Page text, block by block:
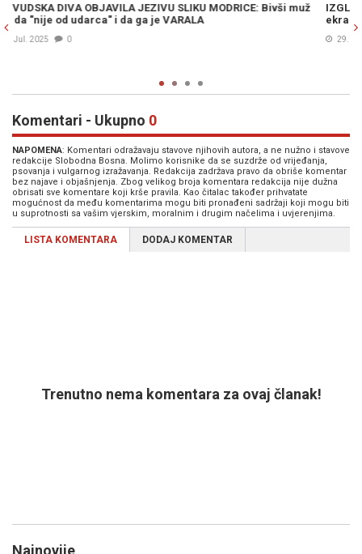
IZGLEDA NEVJEROVATNO: Hrvatska glumica nestala je s malih
ekrana, evo kako izgleda danas...
29. Nov. 2024
Komentari - Ukupno 0
NAPOMENA: Komentari odražavaju stavove njihovih autora, a ne nužno i stavove
redakcije Slobodna Bosna. Molimo korisnike da se suzdrže od vrijeđanja,
psovanja i vulgarnog izražavanja. Redakcija zadržava pravo da obriše komentar
bez najave i objašnjenja. Zbog velikog broja komentara redakcija nije dužna
obrisati sve komentare koji krše pravila. Kao čitalac također prihvatate
mogućnost da među komentarima mogu biti pronađeni sadržaji koji mogu biti
u suprotnosti sa vašim vjerskim, moralnim i drugim načelima i uvjerenjima.
LISTA KOMENTARA DODAJ KOMENTAR
Trenutno nema komentara za ovaj članak!
Najnovije